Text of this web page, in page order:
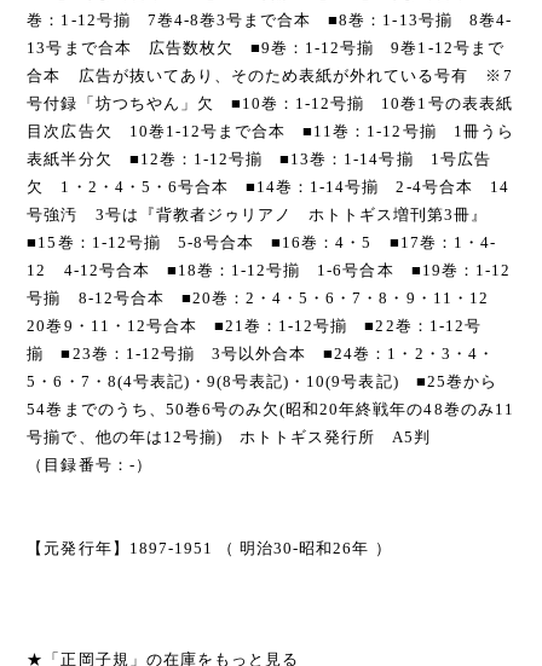
巻：1-12号揃 7巻4-8巻3号まで合本 ■8巻：1-13号揃 8巻4-
13号まで合本 広告数枚欠 ■9巻：1-12号揃 9巻1-12号まで
合本 広告が抜いてあり、そのため表紙が外れている号有 ※7
号付録「坊つちやん」欠 ■10巻：1-12号揃 10巻1号の表表紙
目次広告欠 10巻1-12号まで合本 ■11巻：1-12号揃 1冊うら
表紙半分欠 ■12巻：1-12号揃 ■13巻：1-14号揃 1号広告
欠 1・2・4・5・6号合本 ■14巻：1-14号揃 2-4号合本 14
号強汚 3号は『背教者ジゥリアノ ホトトギス増刊第3冊』
■15巻：1-12号揃 5-8号合本 ■16巻：4・5 ■17巻：1・4-
12 4-12号合本 ■18巻：1-12号揃 1-6号合本 ■19巻：1-12
号揃 8-12号合本 ■20巻：2・4・5・6・7・8・9・11・12
20巻9・11・12号合本 ■21巻：1-12号揃 ■22巻：1-12号
揃 ■23巻：1-12号揃 3号以外合本 ■24巻：1・2・3・4・
5・6・7・8(4号表記)・9(8号表記)・10(9号表記) ■25巻から
54巻までのうち、50巻6号のみ欠(昭和20年終戦年の48巻のみ11
号揃で、他の年は12号揃) ホトトギス発行所 A5判
（目録番号：-）
【元発行年】1897-1951 （ 明治30-昭和26年 ）
★「正岡子規」の在庫をもっと見る